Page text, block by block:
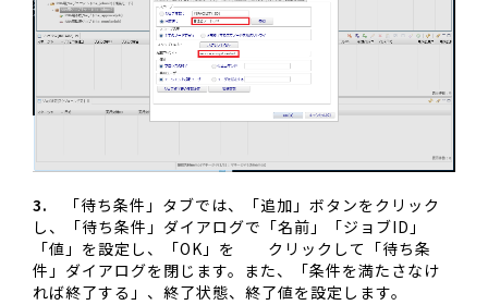
3. 「待ち条件」タブでは、「追加」ボタンをクリック
し、「待ち条件」ダイアログで「名前」「ジョブID」
「値」を設定し、「OK」を クリックして「待ち条
件」ダイアログを閉じます。また、「条件を満たさなけ
れば終了する」、終了状態、終了値を設定します。